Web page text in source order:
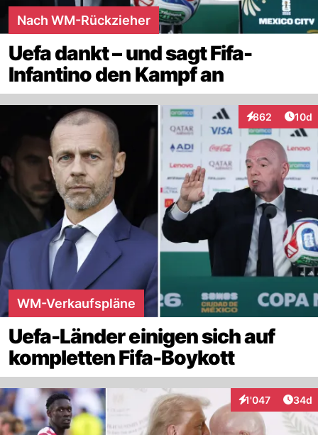
Nach WM-Rückzieher
Uefa dankt – und sagt Fifa-
Infantino den Kampf an
862
Interaktionen
10d
WM-Verkaufspläne
Uefa-Länder einigen sich auf
kompletten Fifa-Boykott
1'047
Interaktionen34d